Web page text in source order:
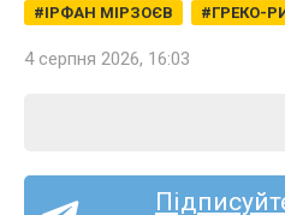
ІРФАН МІРЗОЄВ ГРЕКО-
4 серпня 2026, 16:03